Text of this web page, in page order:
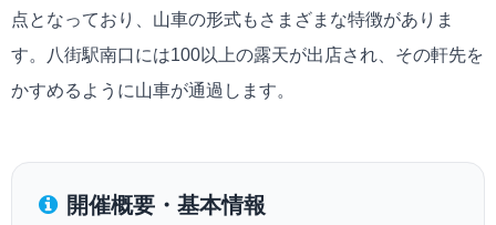
点となっており、山車の形式もさまざまな特徴がありま
す。八街駅南口には100以上の露天が出店され、その軒先を
かすめるように山車が通過します。
開催概要・基本情報